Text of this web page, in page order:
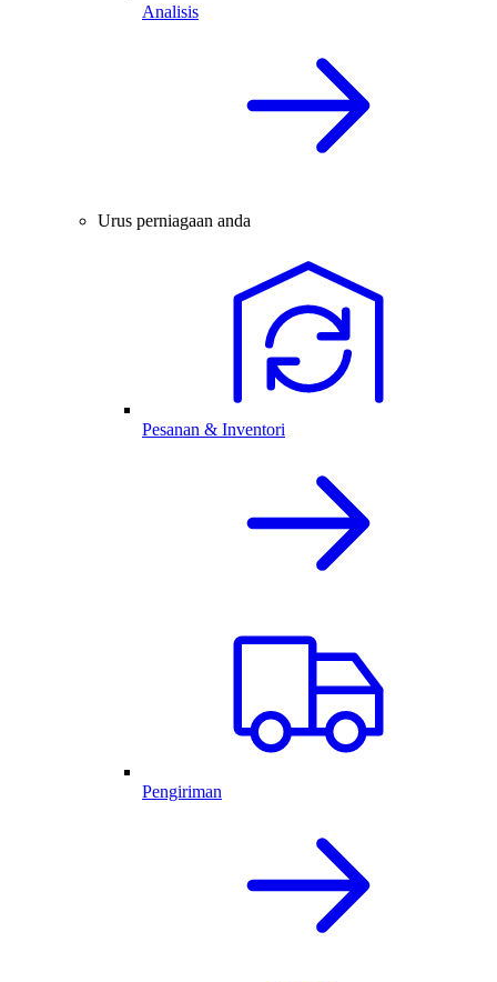
Analisis
Urus perniagaan anda
Pesanan & Inventori
Pengiriman